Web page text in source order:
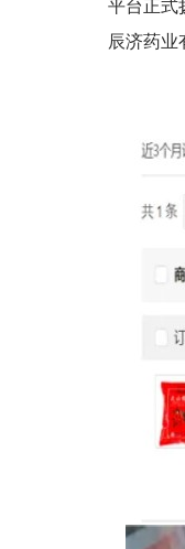
平台正式
辰济药业